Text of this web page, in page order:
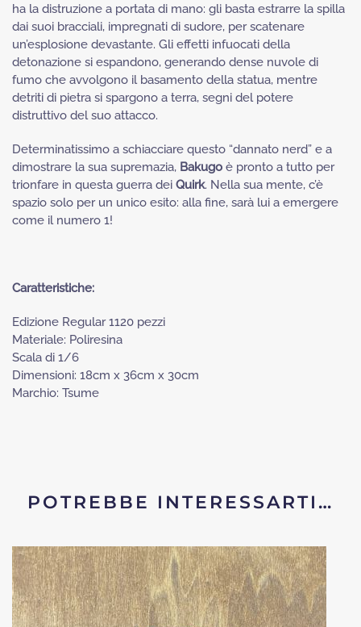
ha la distruzione a portata di mano: gli basta estrarre la spilla
dai suoi bracciali, impregnati di sudore, per scatenare
un’esplosione devastante. Gli effetti infuocati della
detonazione si espandono, generando dense nuvole di
fumo che avvolgono il basamento della statua, mentre
detriti di pietra si spargono a terra, segni del potere
distruttivo del suo attacco.
Determinatissimo a schiacciare questo “dannato nerd” e a
dimostrare la sua supremazia, Bakugo è pronto a tutto per
trionfare in questa guerra dei Quirk. Nella sua mente, c’è
spazio solo per un unico esito: alla fine, sarà lui a emergere
come il numero 1!
Caratteristiche:
Edizione Regular 1120 pezzi
Materiale: Poliresina
Scala di 1/6
Dimensioni: 18cm x 36cm x 30cm
Marchio: Tsume
POTREBBE INTERESSARTI…